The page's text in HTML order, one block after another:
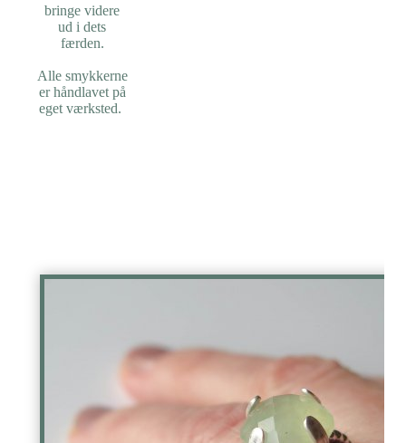
bringevidere
ud i dets
færden.
Alle smykkerne
er håndlavet på
eget værksted.